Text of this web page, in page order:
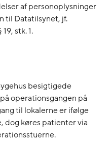
af personoplysninger
til Datatilsynet, jf.
stk. 1.
besigtigede
operationsgangen på
til lokalerne er ifølge
dog køres patienter via